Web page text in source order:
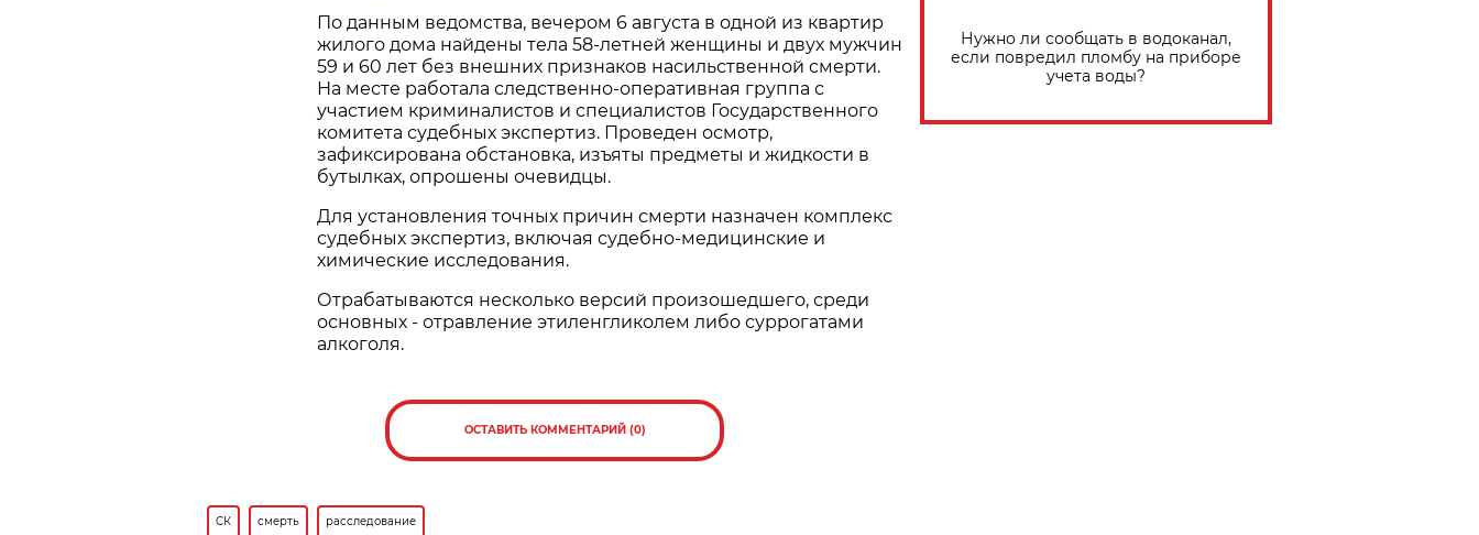
По данным ведомства, вечером 6 августа в одной из квартир
жилого дома найдены тела 58-летней женщины и двух мужчин
59 и 60 лет без внешних признаков насильственной смерти.
На месте работала следственно-оперативная группа с
участием криминалистов и специалистов Государственного
комитета судебных экспертиз. Проведен осмотр,
зафиксирована обстановка, изъяты предметы и жидкости в
бутылках, опрошены очевидцы.
Для установления точных причин смерти назначен комплекс
судебных экспертиз, включая судебно-медицинские и
химические исследования.
Отрабатываются несколько версий произошедшего, среди
основных - отравление этиленгликолем либо суррогатами
алкоголя.
ОСТАВИТЬ КОММЕНТАРИЙ (0)
СК смерть расследование
Нужно ли сообщать в водоканал,
если повредил пломбу на приборе
учета воды?